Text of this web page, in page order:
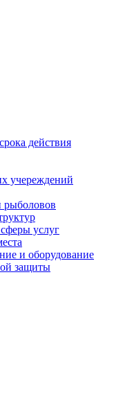
действия
учереждений
рыболовов
услуг
и оборудование
защиты